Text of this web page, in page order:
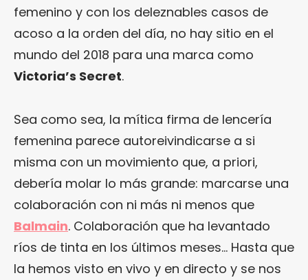
femenino y con los deleznables casos de
acoso a la orden del día, no hay sitio en el
mundo del 2018 para una marca como
Victoria’s Secret.
Sea como sea, la mítica firma de lencería
femenina parece autoreivindicarse a si
misma con un movimiento que, a priori,
debería molar lo más grande: marcarse una
colaboración con ni más ni menos que
Balmain. Colaboración que ha levantado
ríos de tinta en los últimos meses… Hasta que
la hemos visto en vivo y en directo y se nos